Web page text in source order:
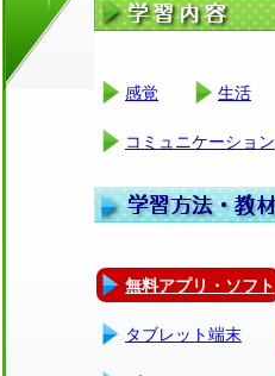
感覚
生活
コミュニケーション
無料アプリ・ソフト
タブレット端末